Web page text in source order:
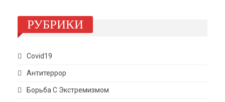
РУБРИКИ
Covid19
Антитеррор
Борьба С Экстремизмом